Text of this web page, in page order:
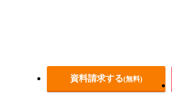
資料請求する(無料)